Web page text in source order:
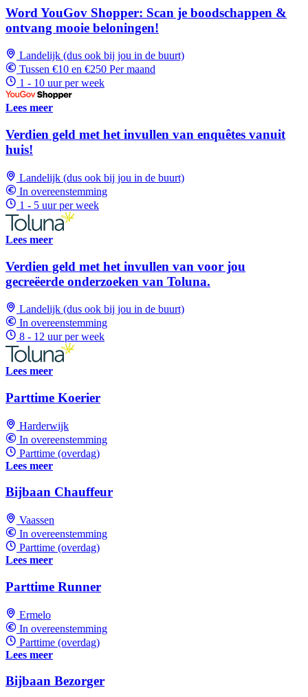
Word YouGov Shopper: Scan je boodschappen &
ontvang mooie beloningen!
Landelijk (dus ook bij jou in de buurt)
Tussen €10 en €250 Per maand
1 - 10 uur per week
Lees meer
Verdien geld met het invullen van enquêtes vanuit
huis!
Landelijk (dus ook bij jou in de buurt)
In overeenstemming
1 - 5 uur per week
Lees meer
Verdien geld met het invullen van voor jou
gecreëerde onderzoeken van Toluna.
Landelijk (dus ook bij jou in de buurt)
In overeenstemming
8 - 12 uur per week
Lees meer
Parttime Koerier
Harderwijk
In overeenstemming
Parttime (overdag)
Lees meer
Bijbaan Chauffeur
Vaassen
In overeenstemming
Parttime (overdag)
Lees meer
Parttime Runner
Ermelo
In overeenstemming
Parttime (overdag)
Lees meer
Bijbaan Bezorger